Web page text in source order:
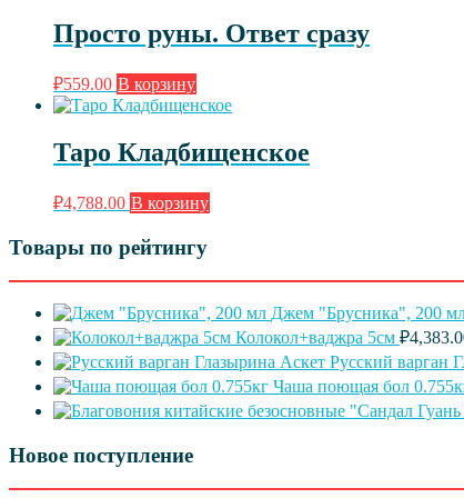
Просто руны. Ответ сразу
₽559.00 В корзину
Таро Кладбищенское
₽4,788.00 В корзину
Товары по рейтингу
Джем "Брусника", 200
Колокол+ваджра 5см ₽
Русский варган
Чаша поющая бол
Новое поступление